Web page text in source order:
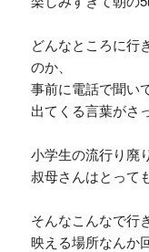
どんなところに行
のか、
事前に電話で聞い
出てくる言葉がさ
小学生の流行り廃
叔母さんはとって
そんなこんなで行
映える場所なんか